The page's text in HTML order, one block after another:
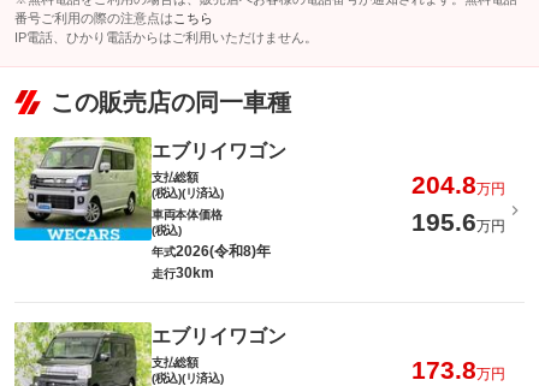
番号ご利用の際の注意点は こちら
IP電話、ひかり電話からはご利用いただけません。
この販売店の同一車種
エブリイワゴン
支払総額
(税込)(リ済込)
204.8万円
車両本体価格
(税込)
195.6万円
年式2026(令和8)年
走行30km
エブリイワゴン
支払総額
(税込)(リ済込)
173.8万円